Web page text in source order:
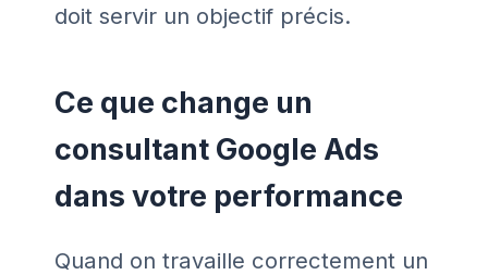
doit servir un objectif précis.
Ce que change un
consultant Google Ads
dans votre performance
Quand on travaille correctement un